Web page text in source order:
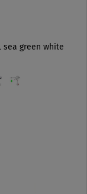
sea green white